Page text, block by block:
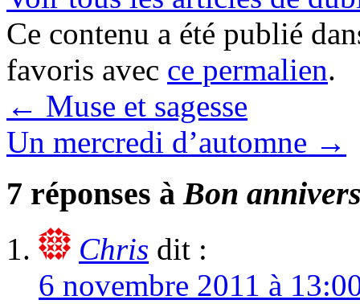
Ce contenu a été publié
favoris avec ce permalien.
← Muse et sagesse
Un mercredi d’automne →
7 réponses àBon
Chris dit :
6 novembre 2011 à